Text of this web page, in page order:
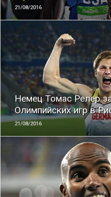
21/08/2016
Немец Томас Релер
Олимпийских игр в
21/08/2016